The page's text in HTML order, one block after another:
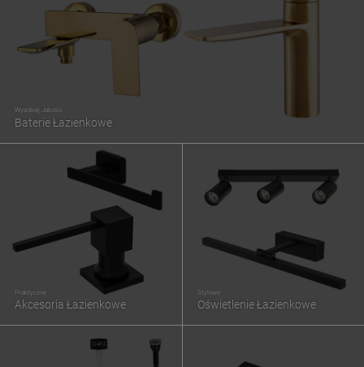
Wysokiej Jakości
Baterie Łazienkowe
Praktyczne
Akcesoria Łazienkowe
Stylowe
Oświetlenie Łazienkowe